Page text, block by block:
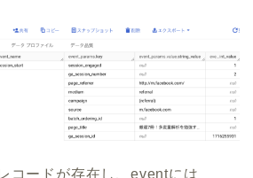
コードが存在し、eventには